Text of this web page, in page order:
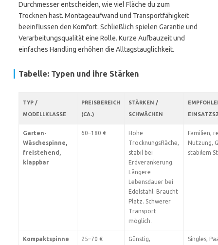
Durchmesser entscheiden, wie viel Fläche du zum
Trocknen hast. Montageaufwand und Transportfähigkeit
beeinflussen den Komfort. Schließlich spielen Garantie und
Verarbeitungsqualität eine Rolle. Kurze Aufbauzeit und
einfaches Handling erhöhen die Alltagstauglichkeit.
Tabelle: Typen und ihre Stärken
TYP /
MODELLKLASSE
PREISBEREICH
(CA.)
STÄRKEN /
SCHWÄCHEN
Garten-
Wäschespinne,
freistehend,
klappbar
60–180 €
Hohe
Trocknungsfläche,
stabil bei
Erdverankerung.
Längere
Lebensdauer bei
Edelstahl. Braucht
Platz. Schwerer
Transport
möglich.
Familien,
Nutzung,
stabilem
Kompaktspinne
25–70 €
Günstig,
Singles,